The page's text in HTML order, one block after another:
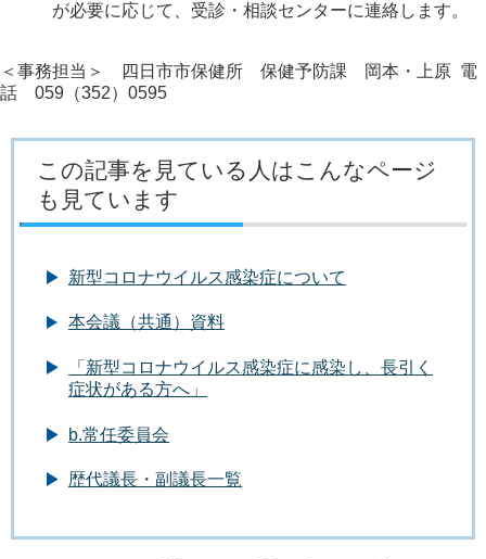
が必要に応じて、受診・相談センターに連絡します。
＜事務担当＞ 四日市市保健所 保健予防課 岡本・上原 電
話 059（352）0595
この記事を見ている人はこんなページ
も見ています
新型コロナウイルス感染症について
本会議（共通）資料
「新型コロナウイルス感染症に感染し、長引く
症状がある方へ」
b.常任委員会
歴代議長・副議長一覧